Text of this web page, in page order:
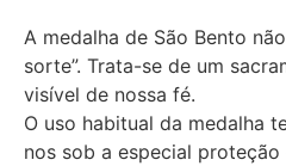
A medalha de São Bento
sorte”. Trata-se de um
visível de nossa fé.
O uso habitual da medalha
nos sob a especial proteção